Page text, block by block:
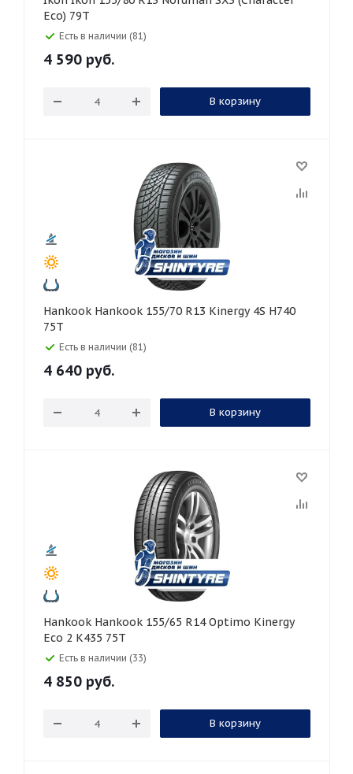
Eco) 79T
Есть в наличии (81)
4 590 руб.
В корзину
Hankook Hankook 155/70 R13 Kinergy 4S H740
75T
Есть в наличии (81)
4 640 руб.
В корзину
Hankook Hankook 155/65 R14 Optimo Kinergy
Eco 2 K435 75T
Есть в наличии (33)
4 850 руб.
В корзину